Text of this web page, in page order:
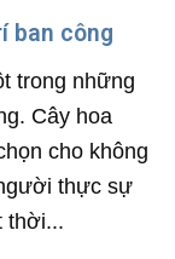
ban công
trong những
Cây hoa
cho không
thực sự
thời...